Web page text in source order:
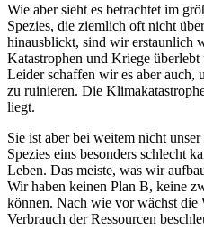
Wie aber sieht es betrachtet im
Spezies, die ziemlich oft nicht
hinausblickt, sind wir erstaunlich
Katastrophen und Kriege
Leider schaffen wir es aber auch,
zu ruinieren. Die
liegt.
Sie ist aber bei weitem nicht
Spezies eins besonders schlecht
Leben. Das meiste, was wir
Wir haben keinen Plan B, keine
können. Nach wie vor wächst die
Verbrauch der Ressourcen